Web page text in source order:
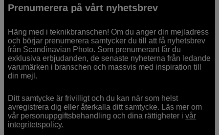
Prenumerera på vårt nyhetsbrev
Häng med i teknikbranschen! Om du anger din mejladress
och börjar prenumerera samtycker du till att få nyhetsbrev
från Scandinavian Photo. Som prenumerant får du
exklusiva erbjudanden, de senaste nyheterna från ledande
varumärken i branschen och massvis med inspiration till
din mejl.
Ditt samtycke är frivilligt och du kan när som helst
avregistrera dig eller återkalla ditt samtycke. Läs mer om
vår personuppgiftsbehandling och dina rättigheter ivår
integritetspolicy.